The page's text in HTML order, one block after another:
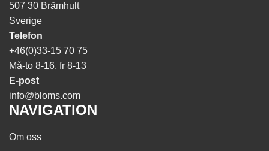
507 30 Brämhult
Sverige
Telefon
+46(0)33-15 70 75
Må-to 8-16, fr 8-13
E-post
info@bloms.com
NAVIGATION
Om oss